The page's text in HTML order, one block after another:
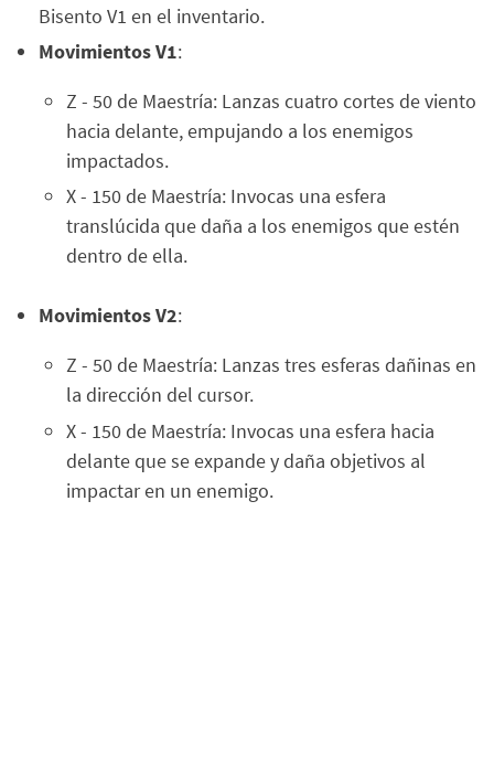
Bisento V1 en el inventario.
Movimientos V1:
Z - 50 de Maestría: Lanzas cuatro cortes de viento
hacia delante, empujando a los enemigos
impactados.
X - 150 de Maestría: Invocas una esfera
translúcida que daña a los enemigos que estén
dentro de ella.
Movimientos V2:
Z - 50 de Maestría: Lanzas tres esferas dañinas en
la dirección del cursor.
X - 150 de Maestría: Invocas una esfera hacia
delante que se expande y daña objetivos al
impactar en un enemigo.